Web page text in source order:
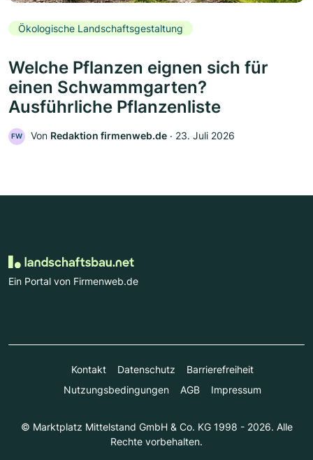
Ökologische Landschaftsgestaltung
Welche Pflanzen eignen sich für
einen Schwammgarten?
Ausführliche Pflanzenliste
FW Von Redaktion firmenweb.de ‧ 23. Juli 2026
Ein Portal von Firmenweb.de
Kontakt Datenschutz
Barrierefreiheit
Nutzungsbedingungen
AGB Impressum
© Marktplatz Mittelstand GmbH & Co. KG 1998 - 2026. Alle
Rechte vorbehalten.